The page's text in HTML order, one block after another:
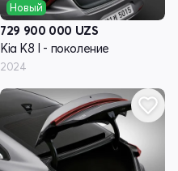
Новый
729 900 000 UZS
Kia K8 I - поколение
2024